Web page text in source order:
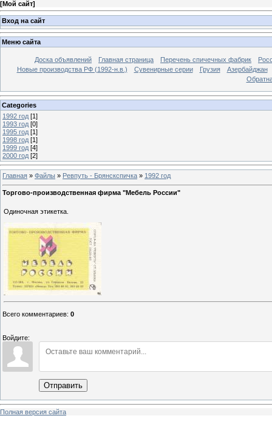
[Мой сайт]
Вход на сайт
Меню сайта
Доска объявлений Главная страница Перечень спичечных фабрик
Новые производства РФ (1992-н.в.)
Сувенирные серии Грузия
Азербайджан
Categories
1992 год [1]
1993 год [0]
1995 год [1]
1998 год [1]
1999 год [4]
2000 год [2]
Главная » Файлы » Ревпуть - Брянскспичка » 1992 год
Торгово-производственная фирма "Мебель России"
Одиночная этикетка.
Всего комментариев: 0
Войдите:
Отправить
Полная версия сайта